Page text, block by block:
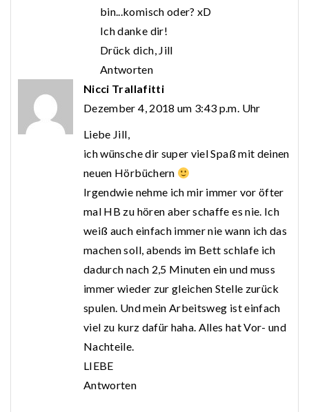
bin...komisch oder? xD
Ich danke dir!
Drück dich, Jill
Antworten
Nicci Trallafitti
Dezember 4, 2018 um 3:43 p.m. Uhr
Liebe Jill,
ich wünsche dir super viel Spaß mit deinen
neuen Hörbüchern
Irgendwie nehme ich mir immer vor öfter
mal HB zu hören aber schaffe es nie. Ich
weiß auch einfach immer nie wann ich das
machen soll, abends im Bett schlafe ich
dadurch nach 2,5 Minuten ein und muss
immer wieder zur gleichen Stelle zurück
spulen. Und mein Arbeitsweg ist einfach
viel zu kurz dafür haha. Alles hat Vor- und
Nachteile.
LIEBE
Antworten